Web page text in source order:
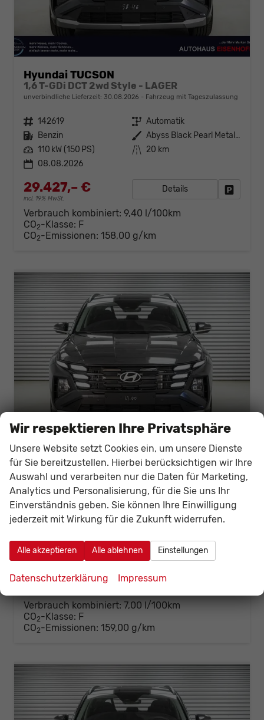
Hyundai TUCSON
1,6 T-GDi DCT 2wd Style - LAGER
unverbindliche Lieferzeit: 30.08.2026 Fahrzeug mit Tageszulassung
Fahrzeugnr. 142619 Getriebe Automatik
Kraftstoff Benzin Außenfarbe
Abyss Black Pearl Metallic ()
Leistung 110 kW (150 PS) Kilometerstand 20 km
08.08.2026
29.427,– €
incl. 19% MwSt.
Details
Verbrauch kombiniert: 9,40 l/100km
CO2-Klasse: F
CO2-Emissionen: 158,00 g/km
Hyundai TUCSON
1,6 T-GDi DCT 2WD Style - LAGER
unverbindliche Lieferzeit:10 Tage Fahrzeug mit Tageszulassung
142349 Getriebe
Automatik
Leistung 110 kW (150 PS) Kilometerstand 20 km
01.06.2026
30.699,– € Details
Verbrauch kombiniert: 7,00 l/100km
CO2-Klasse: F
CO2-Emissionen: 159,00 g/km
Wir respektieren Ihre Privatsphäre
Unsere Website setzt Cookies ein, um unsere Dienste
für Sie bereitzustellen. Hierbei berücksichtigen wir Ihre
Auswahl und verarbeiten nur die Daten für Marketing,
Analytics und Personalisierung, für die Sie uns Ihr
Einverständnis geben. Sie können Ihre Einwilligung
jederzeit mit Wirkung für die Zukunft widerrufen.
Alle akzeptieren Alle ablehnen Einstellungen
Datenschutzerklärung Impressum